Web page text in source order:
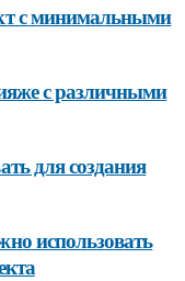
с минимальными
с различными
для создания
использовать